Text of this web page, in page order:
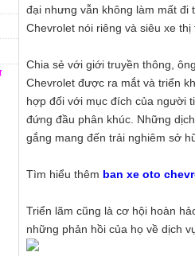
đại nhưng vẫn không làm mất đi
Chevrolet nói riêng và siêu xe
Chia sẻ với giới truyền thông,
Chevrolet được ra mắt và triển
hợp đối với mục đích của người
đứng đầu phân khúc. Những
gắng mang đến trải nghiêm sở
Tìm hiểu thêm ban xe oto
Triển lãm cũng là cơ hội hoàn
những phản hồi của họ về dịch